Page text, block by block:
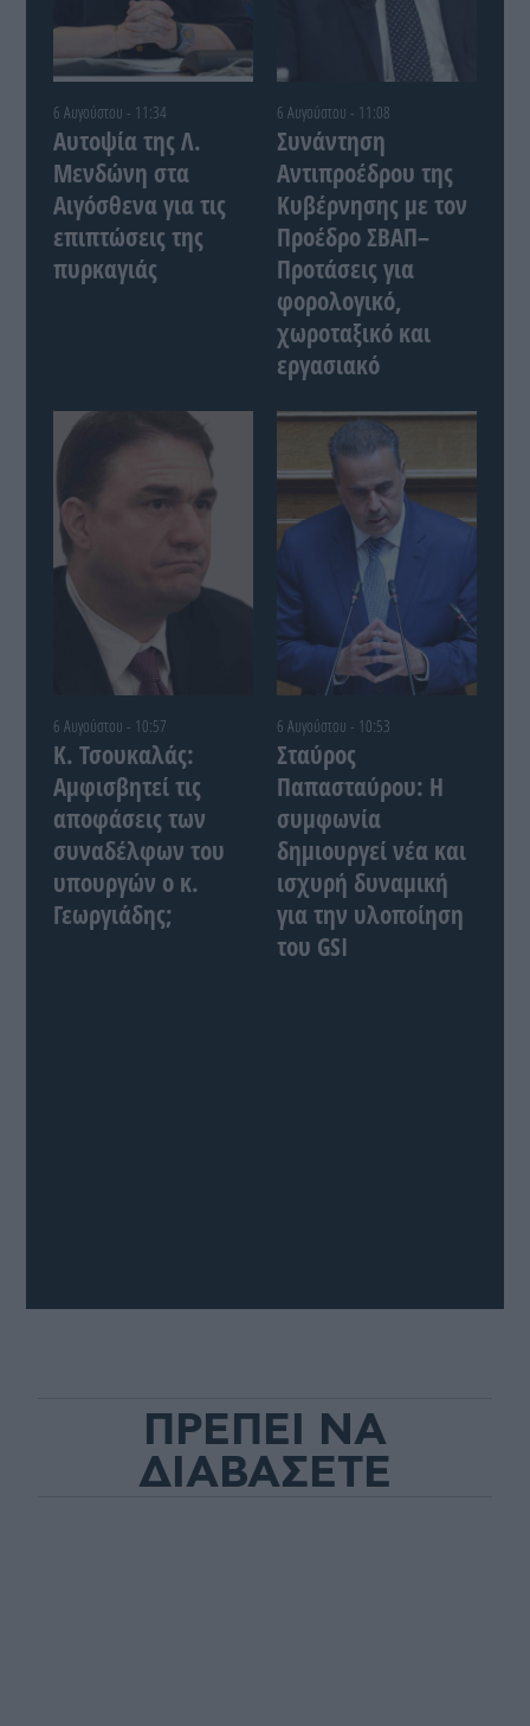
6 Αυγούστου - 11:34
Αυτοψία της Λ.
Μενδώνη στα
Αιγόσθενα για τις
επιπτώσεις της
πυρκαγιάς
6 Αυγούστου - 11:08
Συνάντηση
Αντιπροέδρου της
Κυβέρνησης με τον
Προέδρο ΣΒΑΠ–
Προτάσεις για
φορολογικό,
χωροταξικό και
εργασιακό
6 Αυγούστου - 10:57
Κ. Τσουκαλάς:
Αμφισβητεί τις
αποφάσεις των
συναδέλφων του
υπουργών ο κ.
Γεωργιάδης;
6 Αυγούστου - 10:53
Σταύρος
Παπασταύρου: Η
συμφωνία
δημιουργεί νέα και
ισχυρή δυναμική
για την υλοποίηση
του GSI
ΠΡΕΠΕΙ ΝΑ
ΔΙΑΒΑΣΕΤΕ